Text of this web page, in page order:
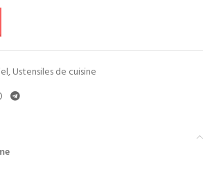
,Ustensiles de cuisine